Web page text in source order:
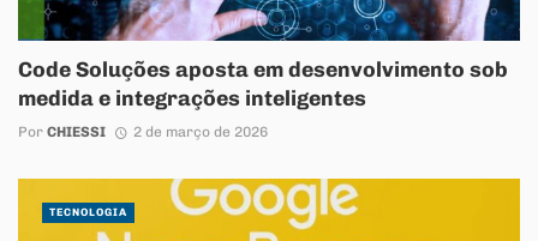
Code Soluções aposta em desenvolvimento sob
medida e integrações inteligentes
Por CHIESSI 2 de março de 2026
TECNOLOGIA